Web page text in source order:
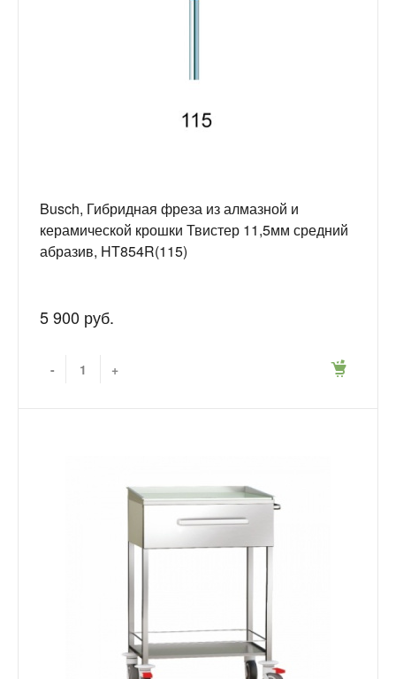
Busch, Гибридная фреза из алмазной и
керамической крошки Твистер 11,5мм средний
абразив, HT854R(115)
5 900 руб.
- +